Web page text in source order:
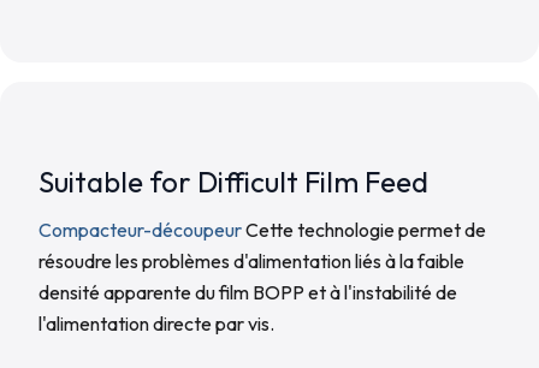
Suitable for Difficult Film Feed
Compacteur-découpeurCette technologie permet de
résoudre les problèmes d'alimentation liés à la faible
densité apparente du film BOPP et à l'instabilité de
l'alimentation directe par vis.